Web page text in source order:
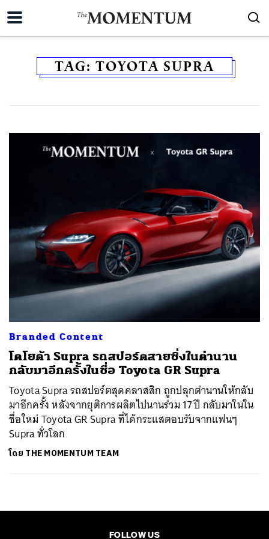
TAG: TOYOTA SUPRA
Branded Content
โตโยต้า Supra รถสปอร์ตสายซิ่งในตำนาน
กลับมาอีกครั้งในชื่อ Toyota GR Supra
Toyota Supra รถสปอร์ตสุดคลาสสิก ถูกปลุกตำนานให้กลับ
มาอีกครั้ง หลังจากยุติการผลิตไปนานร่วม 17 ปี กลับมาในใน
ชื่อใหม่ Toyota GR Supra ที่ได้กระแสตอบรับจากแฟนๆ
Supra ทั่วโลก
โดย THE MOMENTUM TEAM
FOLLOW US
ค้นหา
TWEET LINE